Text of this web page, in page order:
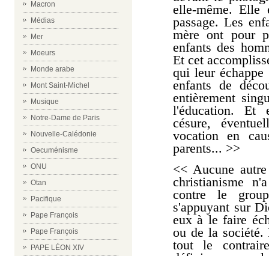
Macron
Médias
Mer
Moeurs
Monde arabe
Mont Saint-Michel
Musique
Notre-Dame de Paris
Nouvelle-Calédonie
Oecuménisme
ONU
Otan
Pacifique
Pape François
Pape François
PAPE LÉON XIV
elle-même. Elle
passage. Les
mère ont pour
enfants des
Et cet
qui leur
enfants de
entièrement
l'éducation. Et
césure,
vocation en
parents... >>
<< Aucune
christianisme
contre le
s'appuyant sur
eux à le faire
ou de la société.
tout le